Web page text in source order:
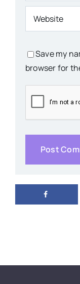
Save my
browser for